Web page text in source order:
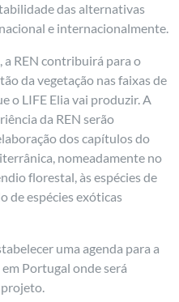
das alternativas
e internacionalmente.
a REN contribuirá para o
da vegetação nas faixas de
o LIFE Elia vai produzir. A
da REN serão
dos capítulos do
nomeadamente no
florestal, às espécies de
de espécies exóticas
uma agenda para a
Portugal onde será